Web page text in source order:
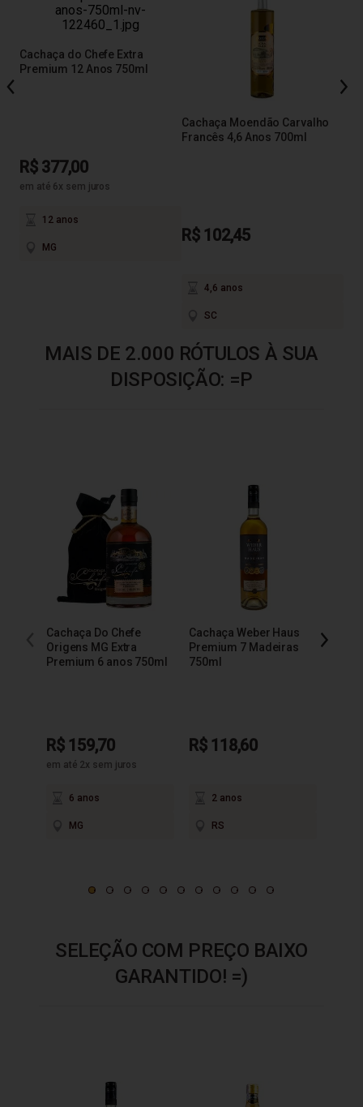
Cachaça do Chefe Extra
Premium 12 Anos 750ml
R$ 377,00
em até 6x sem juros
12 anos
MG
Cachaça Moendão Carvalho
Francês 4,6 Anos 700ml
R$ 102,45
4,6 anos
SC
MAIS DE 2.000 RÓTULOS À SUA
DISPOSIÇÃO: =P
Cachaça Do Chefe
Origens MG Extra
Premium 6 anos 750ml
R$ 159,70
em até 2x sem juros
6 anos
MG
Cachaça Weber Haus
Premium 7 Madeiras
750ml
R$ 118,60
2 anos
RS
SELEÇÃO COM PREÇO BAIXO
GARANTIDO! =)